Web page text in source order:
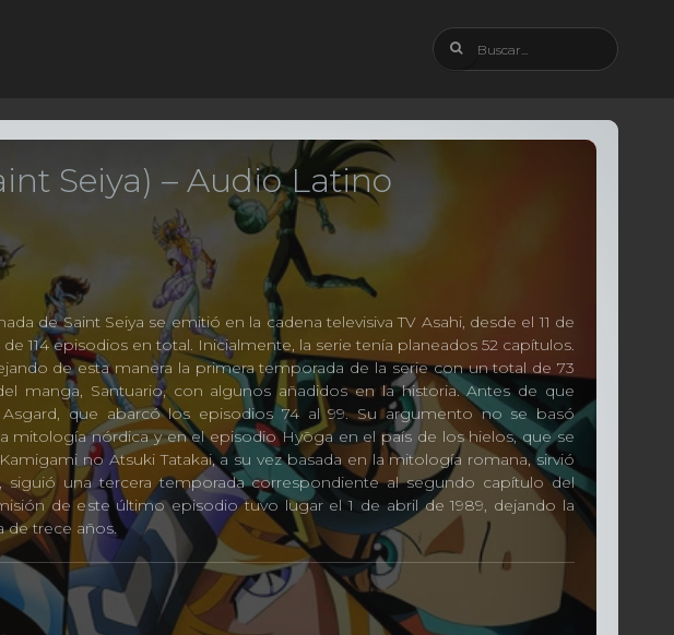
Seiya) – Audio Latino
de Saint Seiya se emitió en la cadena televisiva TV Asahi, desde el 11 de
114 episodios en total. Inicialmente, la serie tenía planeados 52 capítulos.
de esta manera la primera temporada de la serie con un total de 73
manga, Santuario, con algunos añadidos en la historia. Antes de que
que abarcó los episodios 74 al 99. Su argumento no se basó
mitología nórdica y en el episodio Hyōga en el país de los hielos, que se
no Atsuki Tatakai, a su vez basada en la mitología romana, sirvió
una tercera temporada correspondiente al segundo capítulo del
de este último episodio tuvo lugar el 1 de abril de 1989, dejando la
de trece años.